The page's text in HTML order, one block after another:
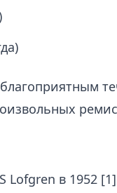
Lofgren в 1952